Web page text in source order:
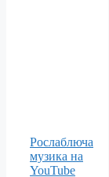
Рослаблюча
музика на
YouTube